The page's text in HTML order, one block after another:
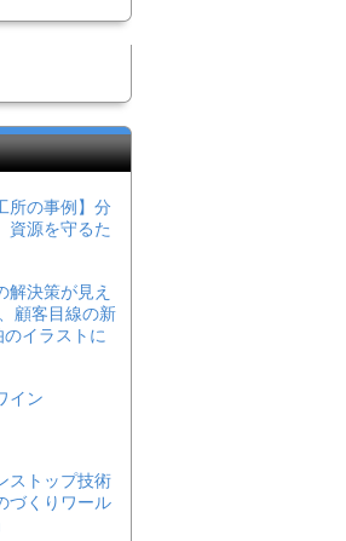
所の事例】分
源を守るた
解決策が見え
顧客目線の新
イラストに
イン
ストップ技術
づくりワール